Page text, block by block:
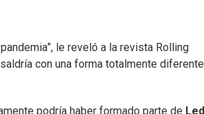
le reveló a la revista Rolling
con una forma totalmente diferente
podría haber formado parte de Led